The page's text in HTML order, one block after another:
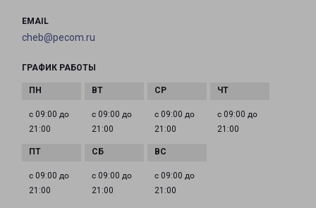
EMAIL
cheb@pecom.ru
ГРАФИК РАБОТЫ
с 09:00 до
21:00
с 09:00 до
21:00
с 09:00 до
21:00
с 09:00 до
21:00
с 09:00 до
21:00
с 09:00 до
21:00
с 09:00 до
21:00